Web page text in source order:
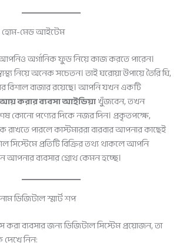
হোম-মেড আইটেম
অর্গানিক ফুড নিয়ে কাজ করতে পারেন।
নিয়ে অনেক সচেতন। তাই ঘরোয়া উপায়ে তৈরি ঘি,
বিশাল বাজার রয়েছে। আপনি যখন একটি
করার ব্যবসা আইডিয়াখুঁজবেন, তখন
কোনো পণ্যের দিকে নজর দিন। প্রকৃতপক্ষে,
রাখতে পারলে কাস্টমাররা বারবার আপনার কাছেই
সিস্টেমে প্রতিটি বিক্রির তথ্য থাকলে আপনি
আপনার ব্যবসার গ্রোথ কেমন হচ্ছে।
ডিজিটাল স্মার্ট শপ
ব্যবসার জন্য ডিজিটাল সিস্টেম প্রয়োজন, তা
দেখে নিন: